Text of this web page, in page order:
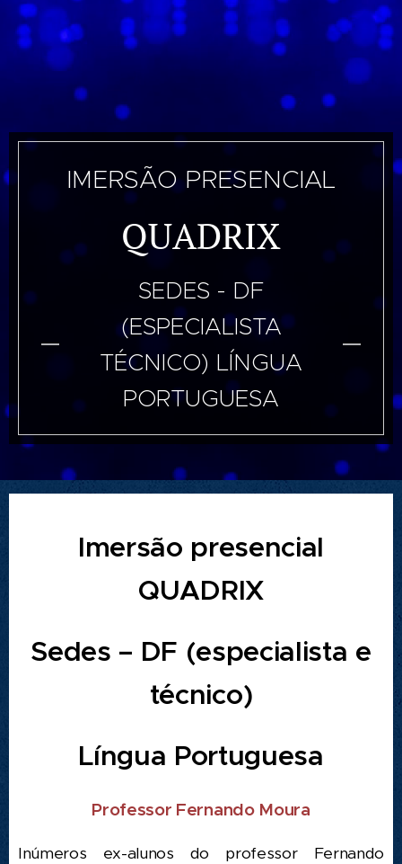
IMERSÃO PRESENCIAL
QUADRIX
SEDES - DF
(ESPECIALISTA
TÉCNICO) LÍNGUA
PORTUGUESA
Imersão presencial
QUADRIX
Sedes – DF (especialista e
técnico)
Língua Portuguesa
Professor Fernando Moura
Inúmeros ex-alunos do professor Fernando